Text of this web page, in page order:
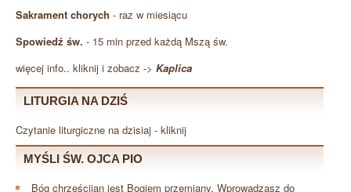
Sakrament chorych - raz w miesiącu
Spowiedź św. - 15 min przed każdą Mszą św.
więcej info.. kliknij i zobacz -> Kaplica
LITURGIA NA DZIŚ
Czytanie liturgiczne na dzisiaj - kliknij
MYŚLI ŚW. OJCA PIO
Bóg chrześcijan jest Bogiem przemiany. Wprowadzasz do